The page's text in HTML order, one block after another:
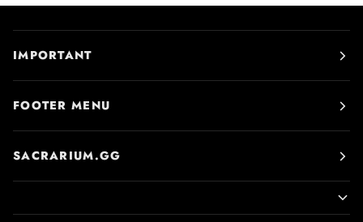
IMPORTANT
FOOTER MENU
SACRARIUM.GG